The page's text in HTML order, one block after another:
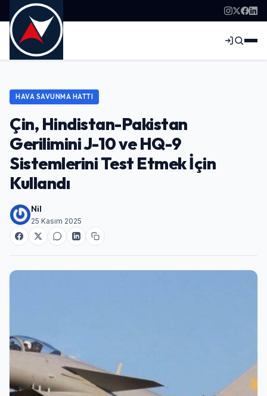
HAVA SAVUNMA HATTI
Çin, Hindistan-Pakistan
Gerilimini J-10 ve HQ-9
Sistemlerini Test Etmek İçin
Kullandı
Nil
25 Kasım 2025